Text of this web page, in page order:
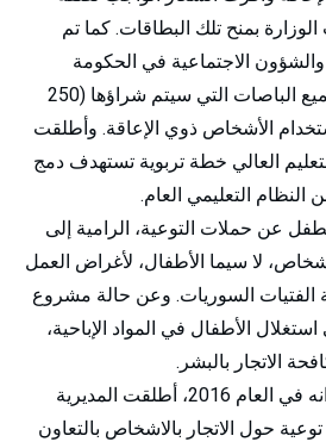
بمنح تلك البطاقات. كما تم
والشؤون الاجتماعية في الحكومة
السابقة على أن تكون جميع الباصات التي سيتم شراؤها (250
الأشخاص ذوي الإعاقة. وأطلقت
العالي خطة تربوية تستهدف دمج
التعليمي العام.
عن حملات التوعية، الرامية إلى
لا سيما الأطفال، لأغراض العمل
الفتيات السوريات. وعن حالة مشروع
الأطفال في المواد الإباحية،
الاتجار بالبشر.
افادت الحكومة اللبنانية انه في العام 2016، أطلقت المديرية
حول الاتجار بالاشخاص بالتعاون